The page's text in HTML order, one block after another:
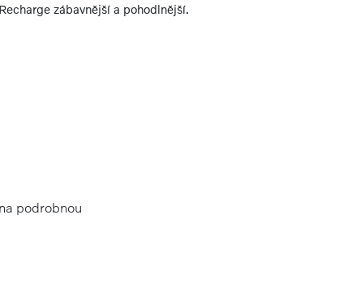
zábavnější a pohodlnější.
podrobnou